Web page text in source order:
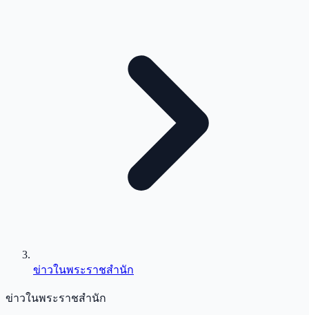
ข่าวในพระราชสำนัก
ข่าวในพระราชสำนัก